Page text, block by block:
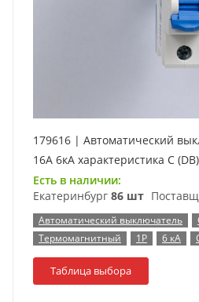
179616 | Автоматический
16А 6кА характеристика C
Есть в наличии:
Екатеринбург 86 шт
Автоматический выключатель
Термомагнитный
1P 6 кА
Таблица выбора